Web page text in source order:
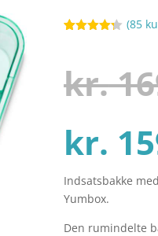
baseret
på
kundebedø
(85
kr.
kr.
Indsatsbakke
Yumbox.
Den rumindelte